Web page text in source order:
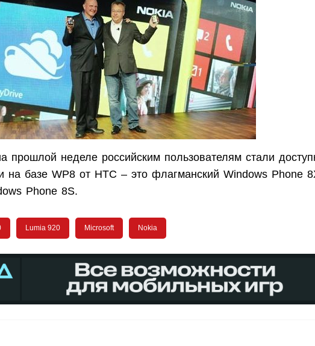
прошлой неделе российским пользователям стали
на базе WP8 от HTC – это флагманский Windows Phone
Phone 8S.
Lumia 920 Microsoft Nokia